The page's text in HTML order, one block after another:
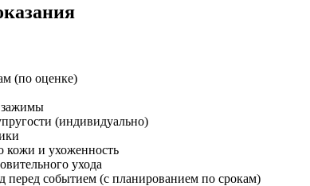
(по оценке)
зажимы
(индивидуально)
кожи и ухоженность
ухода
событием (с планированием по срокам)